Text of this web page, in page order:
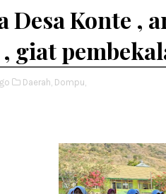
Desa Konte ,
giat
Daerah, Dompu,